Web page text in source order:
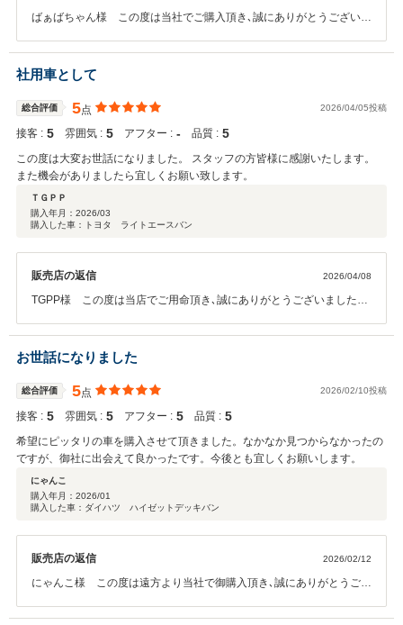
ばぁばちゃん様 この度は当社でご購入頂き､誠にありがとうございま
す。何かお困りの際はお気軽に御相談下さい。今後とも､どうぞよろし
くお願いいたします。
社用車として
総合評価 5点 2026/04/05投稿
接客 : 5 雰囲気 : 5 アフター : ‐ 品質 : 5
この度は大変お世話になりました。 スタッフの方皆様に感謝いたします。
また機会がありましたら宜しくお願い致します。
ＴＧＰＰ
購入年月： 2026/03
購入した車：トヨタ ライトエースバン
販売店の返信 2026/04/08
TGPP様 この度は当店でご用命頂き､誠にありがとうございました。
でお困りの際はお気軽に御相談下さい。今後とも､どうぞよろしくお願
いいたします。
お世話になりました
総合評価 5点 2026/02/10投稿
接客 : 5 雰囲気 : 5 アフター : 5 品質 : 5
希望にピッタリの車を購入させて頂きました。なかなか見つからなかったの
ですが、御社に出会えて良かったです。今後とも宜しくお願いします。
にゃんこ
購入年月： 2026/01
購入した車：ダイハツ ハイゼットデッキバン
販売店の返信 2026/02/12
にゃんこ様 この度は遠方より当社で御購入頂き､誠にありがとうござ
車のことで何かお困りの際は、お気軽に御相談下さい。今後とも､どう